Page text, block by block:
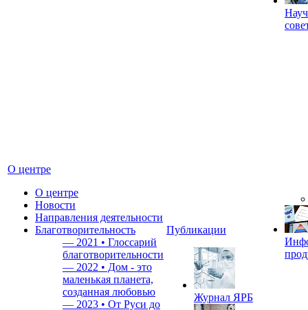
О центре
О центре
Новости
Направления деятельности
Благотворительность
— 2021 • Глоссарий
благотворительности
— 2022 • Дом - это
маленькая планета,
созданная любовью
— 2023 • От Руси до
Публикации
Журнал ЯРБ